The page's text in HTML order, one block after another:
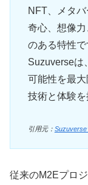
NFT、メタ
奇心、想像
のある特性で
Suzuverseは
可能性を最
技術と体験を
引用元：
従来のM2Eプロ